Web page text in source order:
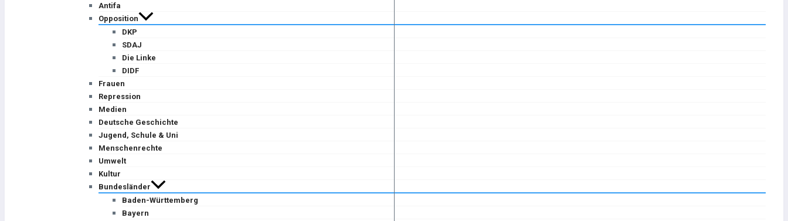
Antifa
Opposition
DKP
SDAJ
Die Linke
DIDF
Frauen
Repression
Medien
Deutsche Geschichte
Jugend, Schule & Uni
Menschenrechte
Umwelt
Kultur
Bundesländer
Baden-Württemberg
Bayern